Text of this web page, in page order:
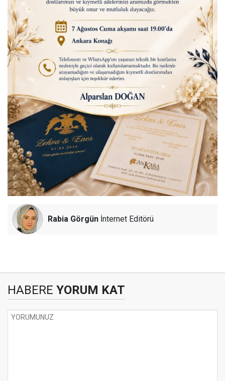
Rabia Görgün İnternet Editörü
HABERE YORUM KAT